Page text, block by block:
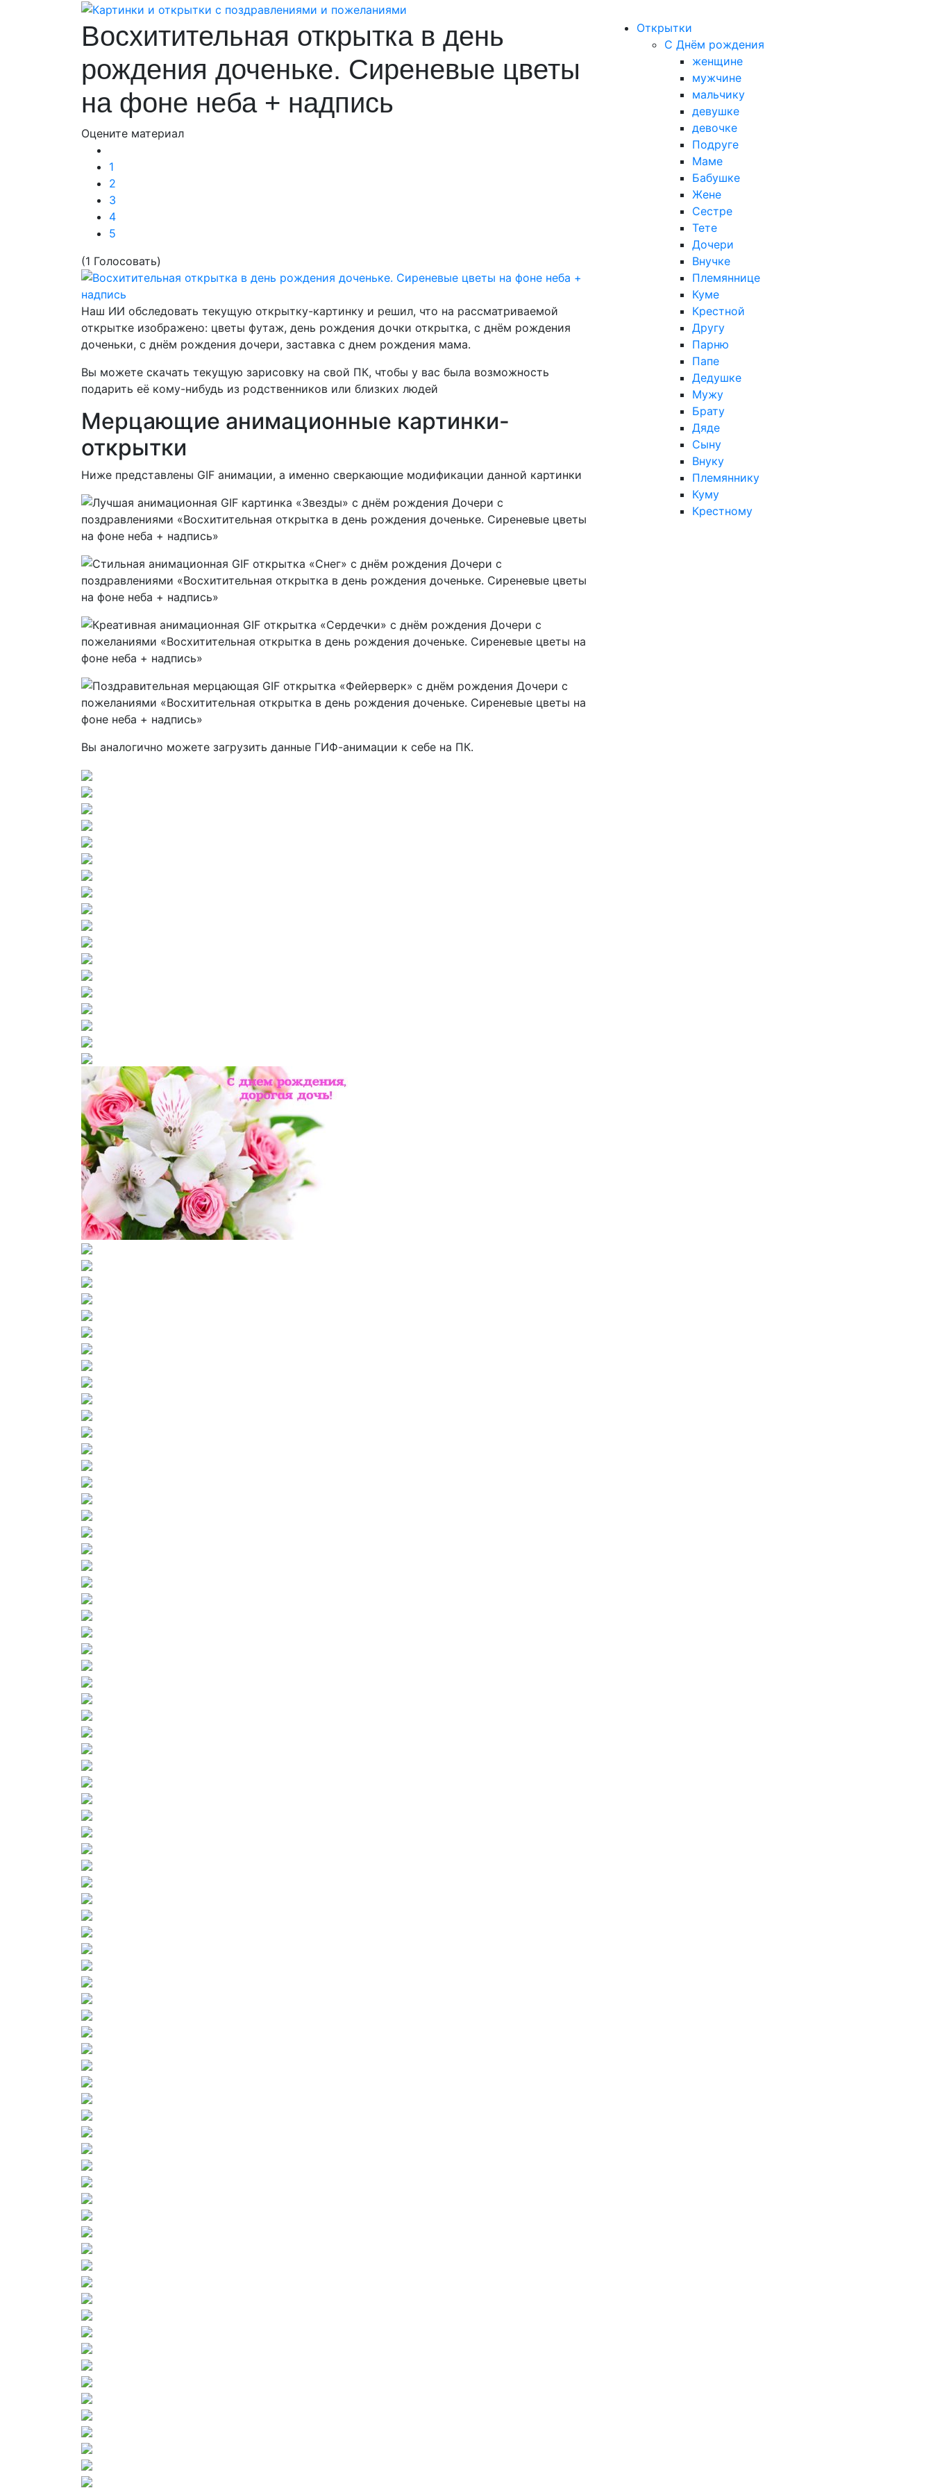
Восхитительная открытка в день
рождения доченьке. Сиреневые цветы
на фоне неба + надпись
Оцените материал
1
2
3
4
5
(1 Голосовать)
Наш ИИ обследовать текущую открытку-картинку и решил, что на рассматриваемой
открытке изображено: цветы футаж, день рождения дочки открытка, с днём рождения
доченьки, с днём рождения дочери, заставка с днем рождения мама.
Вы можете скачать текущую зарисовку на свой ПК, чтобы у вас была возможность
подарить её кому-нибудь из родственников или близких людей
Мерцающие анимационные картинки-
открытки
Ниже представлены GIF анимации, а именно сверкающие модификации данной картинки
Вы аналогично можете загрузить данные ГИФ-анимации к себе на ПК.
Открытки
С Днём рождения
женщине
мужчине
мальчику
девушке
девочке
Подруге
Маме
Бабушке
Жене
Сестре
Тете
Дочери
Внучке
Племяннице
Куме
Крестной
Другу
Парню
Папе
Дедушке
Мужу
Брату
Дяде
Сыну
Внуку
Племяннику
Куму
Крестному